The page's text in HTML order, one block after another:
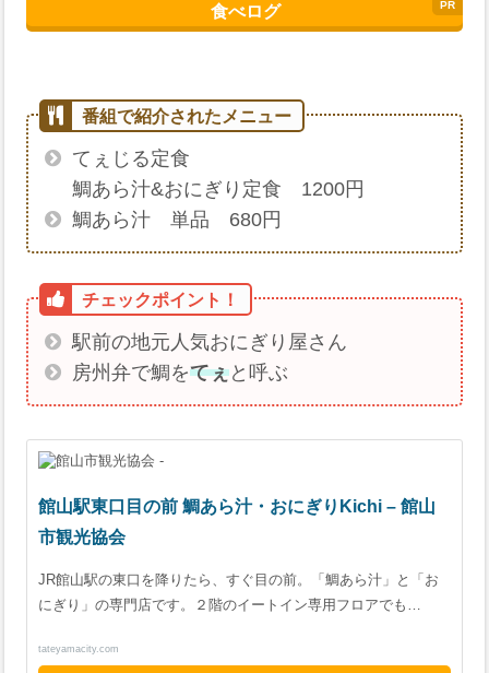
食べログ
てぇじる定食
鯛あら汁&おにぎり定食 1200円
鯛あら汁 単品 680円
駅前の地元人気おにぎり屋さん
房州弁で鯛をてぇと呼ぶ
館山駅東口目の前 鯛あら汁・おにぎりKichi – 館山
市観光協会
JR館山駅の東口を降りたら、すぐ目の前。「鯛あら汁」と「お
にぎり」の専門店です。２階のイートイン専用フロアでも…
tateyamacity.com